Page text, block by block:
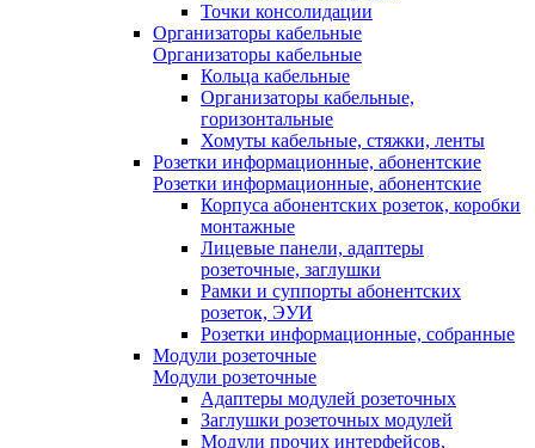
Точки консолидации
Организаторы кабельные
Организаторы кабельные
Кольца кабельные
Организаторы кабельные,
горизонтальные
Хомуты кабельные, стяжки, ленты
Розетки информационные, абонентские
Розетки информационные, абонентские
Корпуса абонентских розеток, коробки
монтажные
Лицевые панели, адаптеры
розеточные, заглушки
Рамки и суппорты абонентских
розеток, ЭУИ
Розетки информационные, собранные
Модули розеточные
Модули розеточные
Адаптеры модулей розеточных
Заглушки розеточных модулей
Модули прочих интерфейсов,